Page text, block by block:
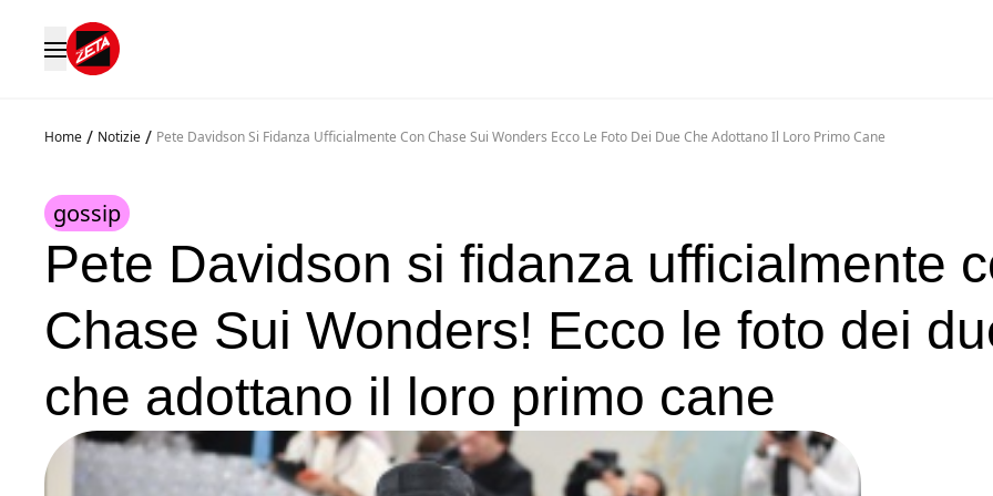
Home / Notizie / Pete Davidson Si Fidanza Ufficialmente Con Chase Sui Wonders Ecco Le Foto Dei Due Che Adottano Il Loro Primo Cane
gossip
Pete Davidson si fidanza ufficialmente
Chase Sui Wonders! Ecco le foto dei
che adottano il loro primo cane